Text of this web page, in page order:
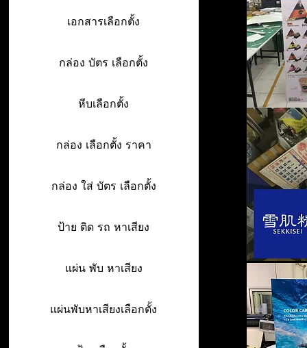
เอกสารเลือกตั้ง
กล่อง บัตร เลือกตั้ง
หีบเลือกตั้ง
กล่อง เลือกตั้ง ราคา
กล่อง ใส่ บัตร เลือกตั้ง
ป้าย ติด รถ หาเสียง
แผ่น พับ หาเสียง
แผ่นพับหาเสียงเลือกตั้ง